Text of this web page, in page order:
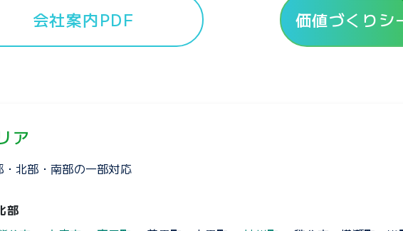
会社案内PDF 価値づくりシ
ア
北部・南部の一部対応
部